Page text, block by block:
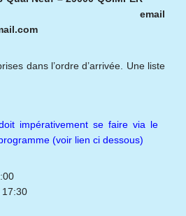
49 56 84 email
dans l’ordre d’arrivée. Une liste
impérativement se faire via le
(voir lien ci dessous)
17:30